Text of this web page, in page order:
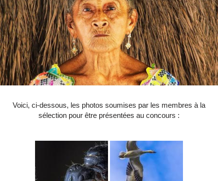
Voici, ci-dessous, les photos soumises par les membres à la
sélection pour être présentées au concours :